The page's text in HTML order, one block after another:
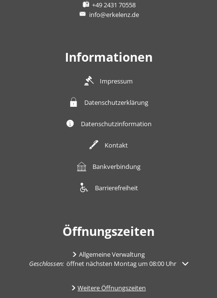
+49 2431 70558
info@erkelenz.de
Informationen
Impressum
Datenschutzerklärung
Datenschutzinformation
Kontakt
Bankverbindung
Barrierefreiheit
Öffnungszeiten
Allgemeine Verwaltung
Klicken, um weitere Öffnungs- oder Schließzeiten auszublenden
Geschlossen: öffnet nächsten Montag um 08:00 Uhr
Weitere Öffnungszeiten